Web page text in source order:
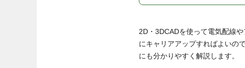
2D・3DCADを使って電気配線
にキャリアアップすればよいの
にも分かりやすく解説します。